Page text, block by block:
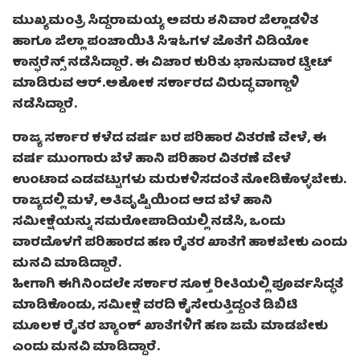
ಮುಖ್ಯಮಂತ್ರಿ ಸಿದ್ದರಾಮಯ್ಯ ಅವರು ಶನಿವಾರ ಜಿಲ್ಲಾಡಳಿತ
ಹಾಗೂ ಜಿಲ್ಲಾ ಪಂಚಾಯಿತಿ ಸಿಇಓಗಳ ಜೊತೆಗೆ ವಿಡಿಯೋ
ಕಾನ್ಫರೆನ್ಸ್ ನಡೆಸಿದ್ದಾರೆ. ಈ ವಿಚಾರ ಕುರಿತು ಭಾನುವಾರ ಟ್ವೀಟ್
ಮಾಡಿರುವ ಆರ್.ಅಶೋಕ ಸರ್ಕಾರದ ವಿರುದ್ಧ ವಾಗ್ದಾಳಿ
ನಡೆಸಿದ್ದಾರೆ.
ರಾಜ್ಯ ಸರ್ಕಾರ ಕಳೆದ ವರ್ಷ ಬರ ಪರಿಹಾರ ವಿತರಣೆ ವೇಳೆ, ಈ
ವರ್ಷ ಮುಂಗಾರು ಬೆಳೆ ಹಾನಿ ಪರಿಹಾರ ವಿತರಣೆ ವೇಳೆ
ಉಂಟಾದ ಎಡವಟ್ಟುಗಳು ಮರುಕಳಿಸದಂತೆ ನೋಡಿಕೊಳ್ಳಬೇಕು.
ರಾಜ್ಯದಲ್ಲಿ ಮಳೆ, ಅತಿವೃಷ್ಟಿಯಿಂದ ಆದ ಬೆಳೆ ಹಾನಿ
ಸಮೀಕ್ಷೆಯನ್ನು ಸಮರೋಪಾದಿಯಲ್ಲಿ ನಡೆಸಿ, ಒಂದು
ವಾರದೊಳಗೆ ಪರಿಹಾರದ ಹಣ ರೈತರ ಖಾತೆಗೆ ಹಾಕಬೇಕು ಎಂದು
ಮನವಿ ಮಾಡಿದ್ದಾರೆ.
ಹೀಗಾಗಿ ಈಗಿನಿಂದಲೇ ಸರ್ಕಾರ ಸೂಕ್ತ ರೀತಿಯಲ್ಲಿ ಪೂರ್ವಸಿದ್ಧತೆ
ಮಾಡಿಕೊಂಡು, ಸಮೀಕ್ಷೆ ವರದಿ ಕೈಸೇರುತ್ತಿದ್ದಂತೆ ಡಿಬಿಟಿ
ಮೂಲಕ ರೈತರ ಬ್ಯಾಂಕ್ ಖಾತೆಗಳಿಗೆ ಹಣ ಜಮೆ ಮಾಡಬೇಕು
ಎಂದು ಮನವಿ ಮಾಡಿದ್ದಾರೆ.